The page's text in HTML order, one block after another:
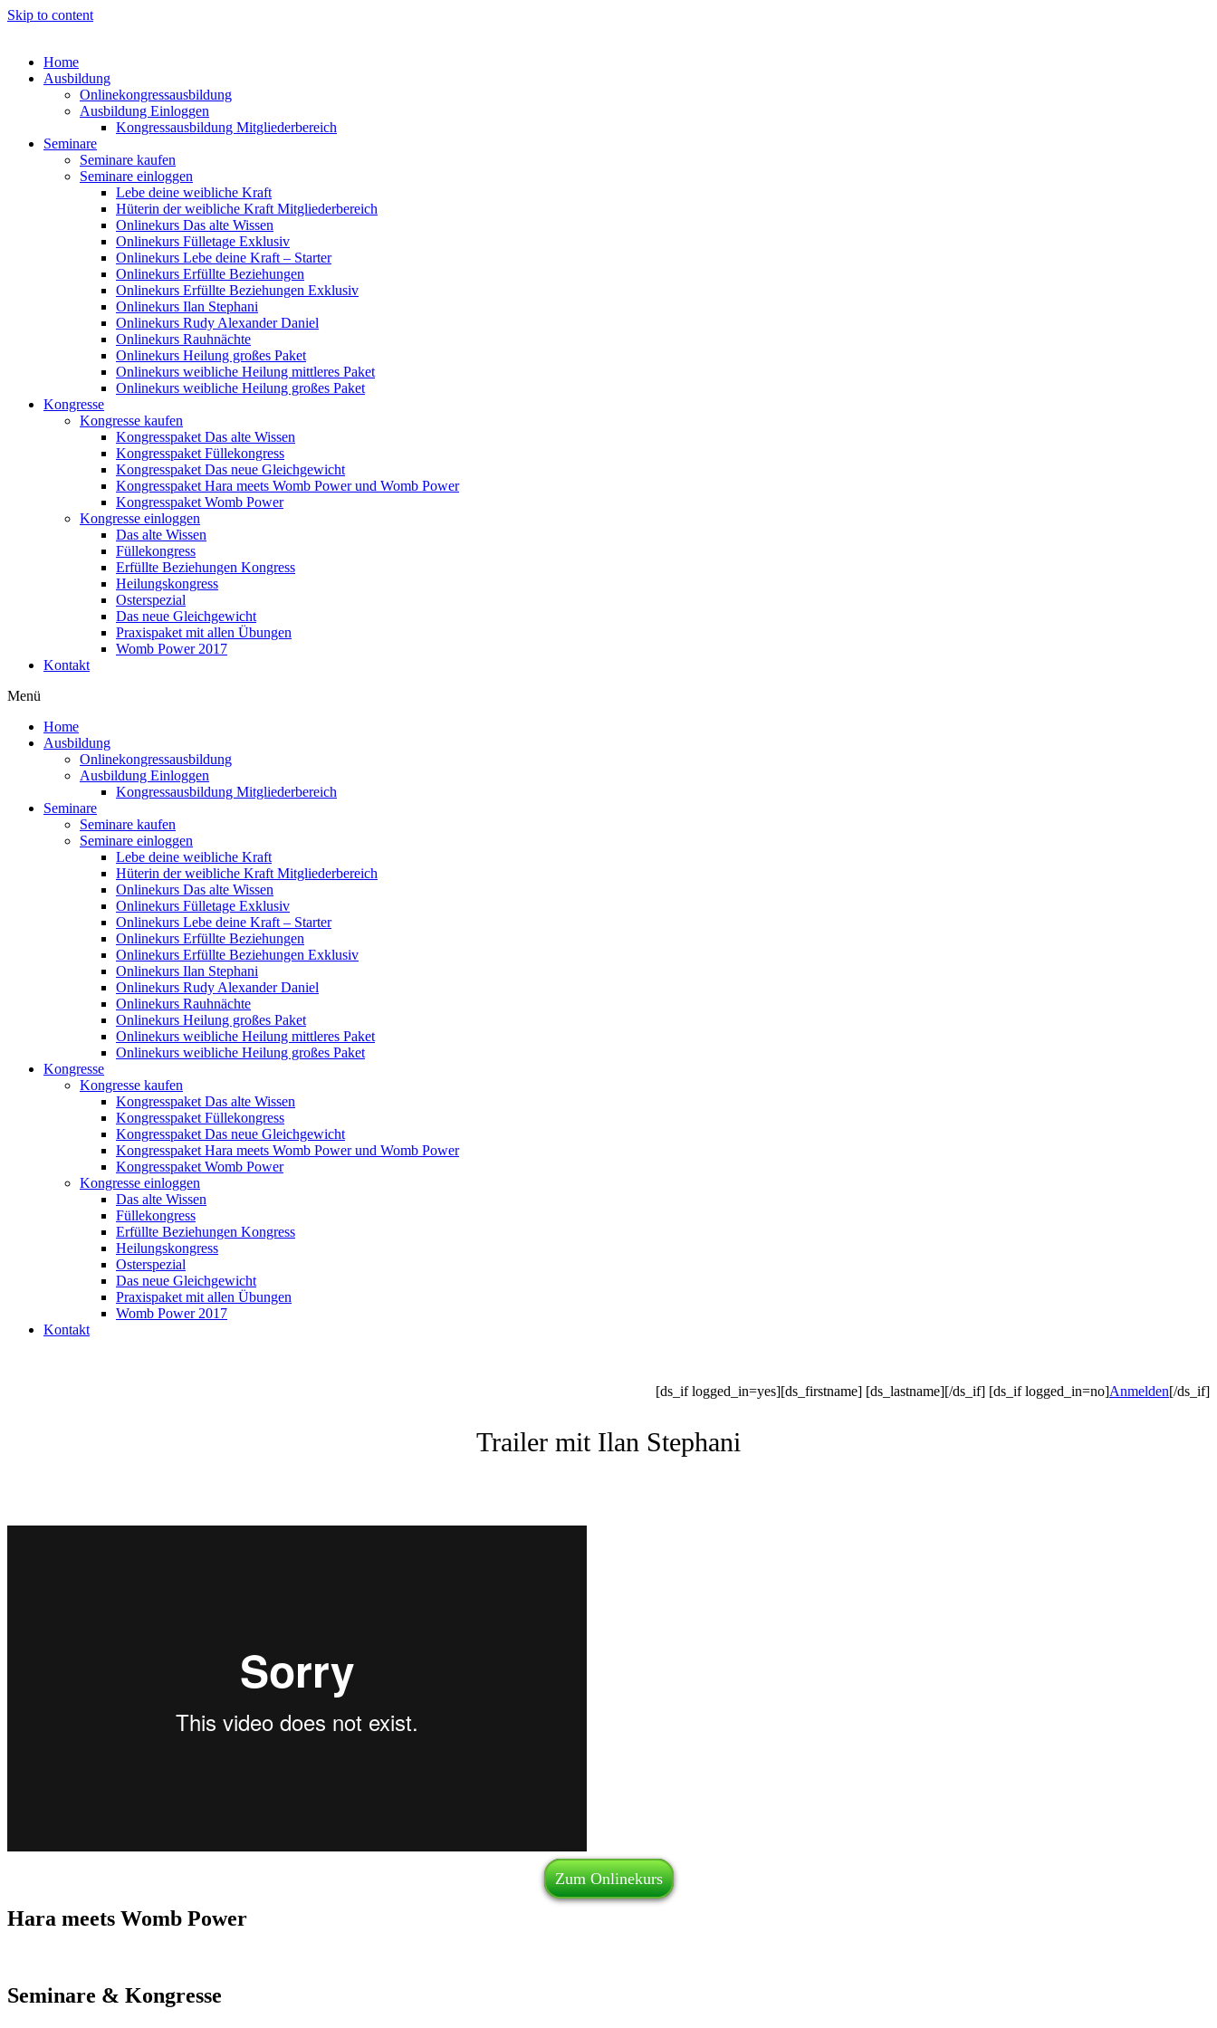
Skip to content
Home
Ausbildung
Onlinekongressausbildung
Ausbildung Einloggen
Kongressausbildung Mitgliederbereich
Seminare
Seminare kaufen
Seminare einloggen
Lebe deine weibliche Kraft
Hüterin der weibliche Kraft Mitgliederbereich
Onlinekurs Das alte Wissen
Onlinekurs Fülletage Exklusiv
Onlinekurs Lebe deine Kraft – Starter
Onlinekurs Erfüllte Beziehungen
Onlinekurs Erfüllte Beziehungen Exklusiv
Onlinekurs Ilan Stephani
Onlinekurs Rudy Alexander Daniel
Onlinekurs Rauhnächte
Onlinekurs Heilung großes Paket
Onlinekurs weibliche Heilung mittleres Paket
Onlinekurs weibliche Heilung großes Paket
Kongresse
Kongresse kaufen
Kongresspaket Das alte Wissen
Kongresspaket Füllekongress
Kongresspaket Das neue Gleichgewicht
Kongresspaket Hara meets Womb Power und Womb Power
Kongresspaket Womb Power
Kongresse einloggen
Das alte Wissen
Füllekongress
Erfüllte Beziehungen Kongress
Heilungskongress
Osterspezial
Das neue Gleichgewicht
Praxispaket mit allen Übungen
Womb Power 2017
Kontakt
Menü
Home
Ausbildung
Onlinekongressausbildung
Ausbildung Einloggen
Kongressausbildung Mitgliederbereich
Seminare
Seminare kaufen
Seminare einloggen
Lebe deine weibliche Kraft
Hüterin der weibliche Kraft Mitgliederbereich
Onlinekurs Das alte Wissen
Onlinekurs Fülletage Exklusiv
Onlinekurs Lebe deine Kraft – Starter
Onlinekurs Erfüllte Beziehungen
Onlinekurs Erfüllte Beziehungen Exklusiv
Onlinekurs Ilan Stephani
Onlinekurs Rudy Alexander Daniel
Onlinekurs Rauhnächte
Onlinekurs Heilung großes Paket
Onlinekurs weibliche Heilung mittleres Paket
Onlinekurs weibliche Heilung großes Paket
Kongresse
Kongresse kaufen
Kongresspaket Das alte Wissen
Kongresspaket Füllekongress
Kongresspaket Das neue Gleichgewicht
Kongresspaket Hara meets Womb Power und Womb Power
Kongresspaket Womb Power
Kongresse einloggen
Das alte Wissen
Füllekongress
Erfüllte Beziehungen Kongress
Heilungskongress
Osterspezial
Das neue Gleichgewicht
Praxispaket mit allen Übungen
Womb Power 2017
Kontakt
[ds_if logged_in=yes][ds_firstname] [ds_lastname][/ds_if] [ds_if logged_in=no]Anmelden[/ds_if]
Trailer mit Ilan Stephani
Zum Onlinekurs
Hara meets Womb Power
Seminare & Kongresse